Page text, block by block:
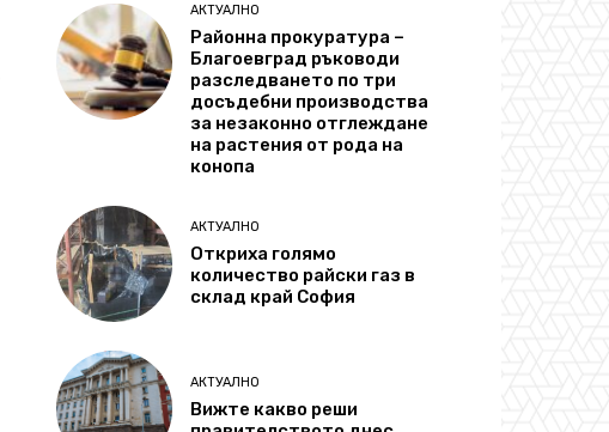
АКТУАЛНО
Районна прокуратура –
Благоевград ръководи
разследването по три
досъдебни производства
за незаконно отглеждане
на растения от рода на
конопа
АКТУАЛНО
Откриха голямо
количество райски газ в
склад край София
АКТУАЛНО
Вижте какво реши